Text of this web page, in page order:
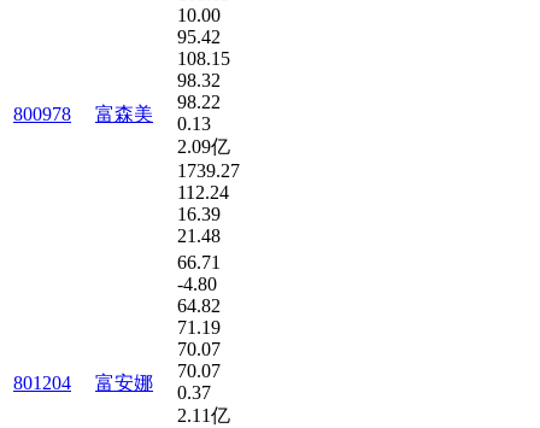
800978 富森美
10.00
95.42
108.15
98.32
98.22
0.13
2.09亿
1739.27
112.24
16.39
21.48
801204 富安娜
66.71
-4.80
64.82
71.19
70.07
70.07
0.37
2.11亿